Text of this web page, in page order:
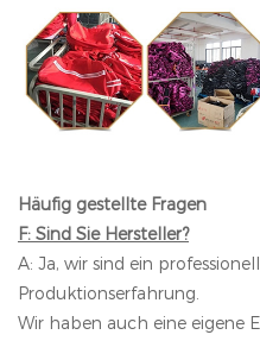
Häufig gestellte Fragen
F: Sind Sie Hersteller?
A: Ja, wir sind ein
Produktionserfahrung.
Wir haben auch eine eigene